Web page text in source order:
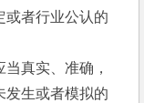
者行业公认的
真实、准确，
发生或者模拟的